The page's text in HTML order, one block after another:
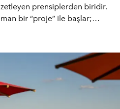
prensiplerden biridir.
bir “proje” ile başlar;
dönüştürmek.